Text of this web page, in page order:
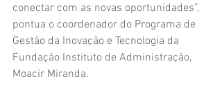
conectar com as novas oportunidades”,
pontua o coordenador do Programa de
Gestão da Inovação e Tecnologia da
Fundação Instituto de Administração,
Moacir Miranda.